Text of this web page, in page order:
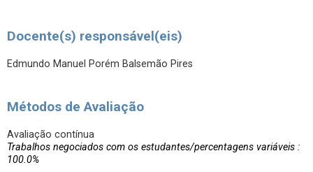
Docente(s) responsável(eis)
Edmundo Manuel Porém Balsemão Pires
Métodos de Avaliação
Avaliação contínua
Trabalhos negociados com os estudantes/percentagens variáveis :
100.0%